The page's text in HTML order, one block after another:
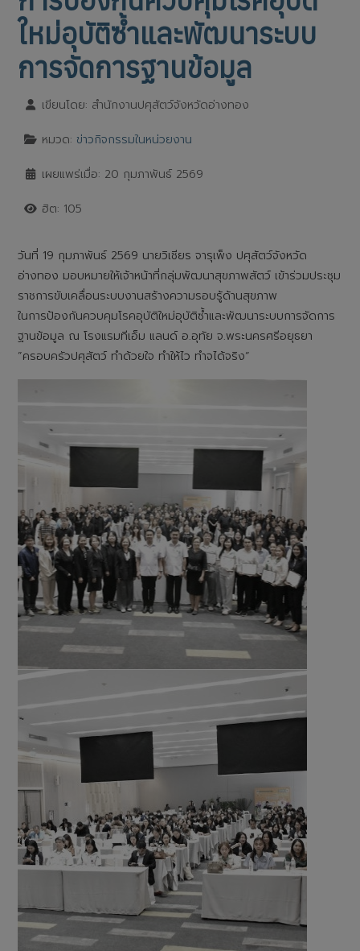
ใหม่อุบัติซ้ำและพัฒนาระบบ
การจัดการฐานข้อมูล
เขียนโดย: สำนักงานปศุสัตว์จังหวัดอ่างทอง
หมวด: ข่าวกิจกรรมในหน่วยงาน
เผยแพร่เมื่อ: 20 กุมภาพันธ์ 2569
ฮิต: 105
วันที่ 19 กุมภาพันธ์ 2569 นายวิเชียร จารุเพ็ง ปศุสัตว์จังหวัด
อ่างทอง มอบหมายให้เจ้าหน้าที่กลุ่มพัฒนาสุขภาพสัตว์ เข้าร่วมประชุม
ราชการขับเคลื่อนระบบงานสร้างความรอบรู้ด้านสุขภาพ
ในการป้องกันควบคุมโรคอุบัติใหม่อุบัติซ้ำและพัฒนาระบบการจัดการ
ฐานข้อมูล ณ โรงแรมทีเอ็ม แลนด์ อ.อุทัย จ.พระนครศรีอยุธยา
”ครอบครัวปศุสัตว์ ทำด้วยใจ ทำให้ไว ทำจได้จริง“